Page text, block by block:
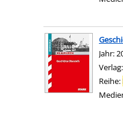
Suche
Jahr:
Verlag:
Reihe: